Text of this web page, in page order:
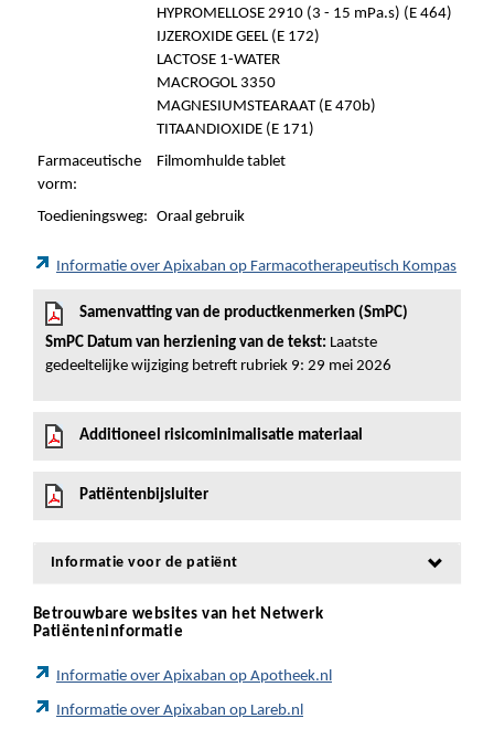
HYPROMELLOSE 2910 (3 - 15 mPa.s) (E 464)
IJZEROXIDE GEEL (E 172)
LACTOSE 1-WATER
MACROGOL 3350
MAGNESIUMSTEARAAT (E 470b)
TITAANDIOXIDE (E 171)
Farmaceutische
vorm:
Filmomhulde tablet
Toedieningsweg: Oraal gebruik
Informatie over Apixaban op Farmacotherapeutisch Kompas
Samenvatting van de productkenmerken (SmPC)
SmPC Datum van herziening van de tekst: Laatste
gedeeltelijke wijziging betreft rubriek 9: 29 mei 2026
Additioneel risicominimalisatie materiaal
Patiëntenbijsluiter
Informatie voor de patiënt
Betrouwbare websites van het Netwerk
Patiënteninformatie
Informatie over Apixaban op Apotheek.nl
Informatie over Apixaban op Lareb.nl